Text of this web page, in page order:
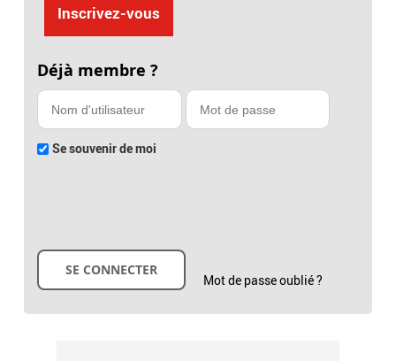
Inscrivez-vous
Déjà membre ?
Se souvenir de moi
Mot de passe oublié ?